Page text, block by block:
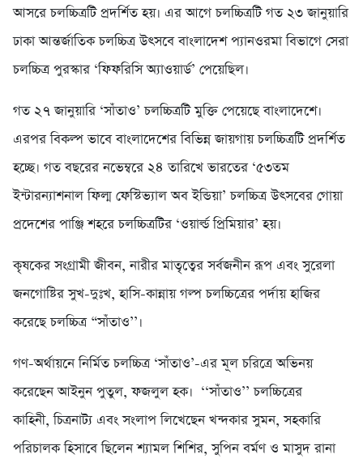
আসরে চলচ্চিত্রটি প্রদর্শিত হয়। এর আগে চলচ্চিত্রটি গত ২৩ জানুয়ারি
ঢাকা আন্তর্জাতিক চলচ্চিত্র উৎসবে বাংলাদেশ প্যানওরমা বিভাগে সেরা
চলচ্চিত্র পুরস্কার ‘ফিফরিসি অ্যাওয়ার্ড’ পেয়েছিল।
গত ২৭ জানুয়ারি ‘সাঁতাও’ চলচ্চিত্রটি মুক্তি পেয়েছে বাংলাদেশে।
এরপর বিকল্প ভাবে বাংলাদেশের বিভিন্ন জায়গায় চলচ্চিত্রটি প্রদর্শিত
হচ্ছে। গত বছরের নভেম্বরে ২৪ তারিখে ভারতের ‘৫৩তম
ইন্টারন্যাশনাল ফিল্ম ফেস্টিভ্যাল অব ইন্ডিয়া’ চলচ্চিত্র উৎসবের গোয়া
প্রদেশের পাঞ্জি শহরে চলচ্চিত্রটির ‘ওয়ার্ল্ড প্রিমিয়ার’ হয়।
কৃষকের সংগ্রামী জীবন, নারীর মাতৃত্বের সর্বজনীন রূপ এবং সুরেলা
জনগোষ্টির সুখ-দুঃখ, হাসি-কান্নায় গল্প চলচ্চিত্রের পর্দায় হাজির
করেছে চলচ্চিত্র “সাঁতাও’’।
গণ-অর্থায়নে নির্মিত চলচ্চিত্র ‘সাঁতাও’-এর মূল চরিত্রে অভিনয়
করেছেন আইনুন পুতুল, ফজলুল হক। ‘‘সাঁতাও’’ চলচ্চিত্রের
কাহিনী, চিত্রনাট্য এবং সংলাপ লিখেছেন খন্দকার সুমন, সহকারি
পরিচালক হিসাবে ছিলেন শ্যামল শিশির, সুপিন বর্মণ ও মাসুদ রানা